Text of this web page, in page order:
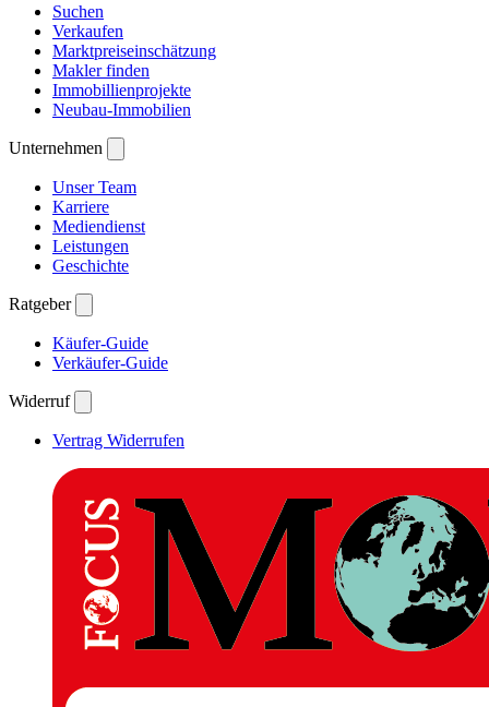
Suchen
Verkaufen
Marktpreiseinschätzung
Makler finden
Immobillienprojekte
Neubau-Immobilien
Unternehmen
Unser Team
Karriere
Mediendienst
Leistungen
Geschichte
Ratgeber
Käufer-Guide
Verkäufer-Guide
Widerruf
Vertrag Widerrufen